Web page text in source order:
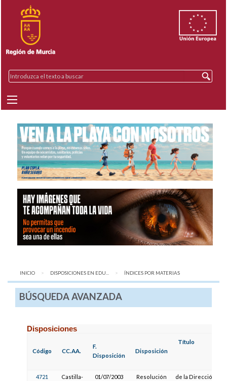
INICIO DISPOSICIONES EN EDU... AQUÍ:
ÍNDICES POR MATERIAS
BÚSQUEDA AVANZADA
Disposiciones
Código CC.AA.
F.
Disposición
Disposición
Título
4721
Castilla-
01/07/2003 Resolución
de la Dirección